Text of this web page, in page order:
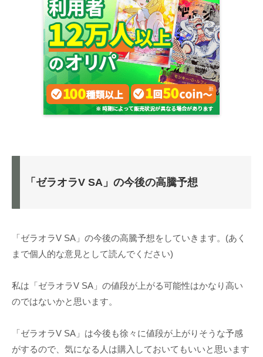
「ゼラオラV SA」の今後の高騰予想
「ゼラオラV SA」の今後の高騰予想をしていきます。(あく
まで個人的な意見として読んでください)
私は「ゼラオラV SA」の値段が上がる可能性はかなり高い
のではないかと思います。
「ゼラオラV SA」は今後も徐々に値段が上がりそうな予感
がするので、気になる人は購入しておいてもいいと思います